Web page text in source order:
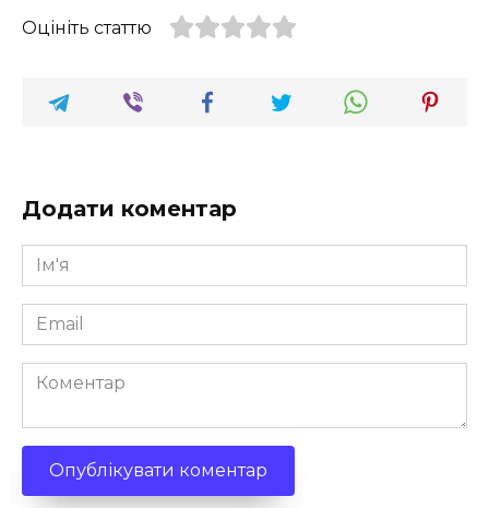
Оцініть статтю
Додати коментар
Ім'я
*
Email
*
Коментар